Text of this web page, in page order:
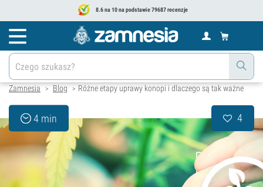
8.6 na 10 na podstawie 79687 recenzje
Zamnesia > Blog > Różne etapy uprawy konopi i dlaczego są tak ważne
4 min 4